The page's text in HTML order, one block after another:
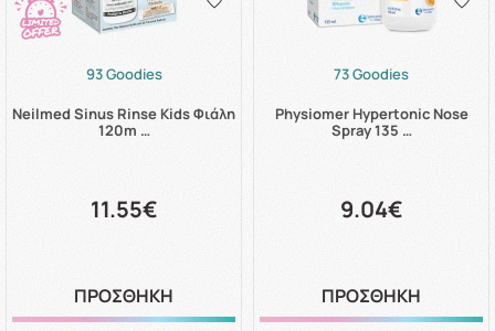
93 Goodies
Neilmed Sinus Rinse Kids Φιάλη
120m …
11.55€
ΠΡΟΣΘΗΚΗ
73 Goodies
Physiomer Hypertonic Nose
Spray 135 …
9.04€
ΠΡΟΣΘΗΚΗ